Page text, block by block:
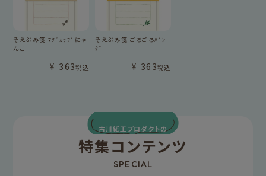
そえぶみ箋 ﾏｸﾞｶｯﾌﾟにゃ
んこ
¥ 363税込
そえぶみ箋 ごろごろﾊﾟﾝ
ﾀﾞ
¥ 363税込
古川紙工プロダクトの
特集コンテンツ
SPECIAL